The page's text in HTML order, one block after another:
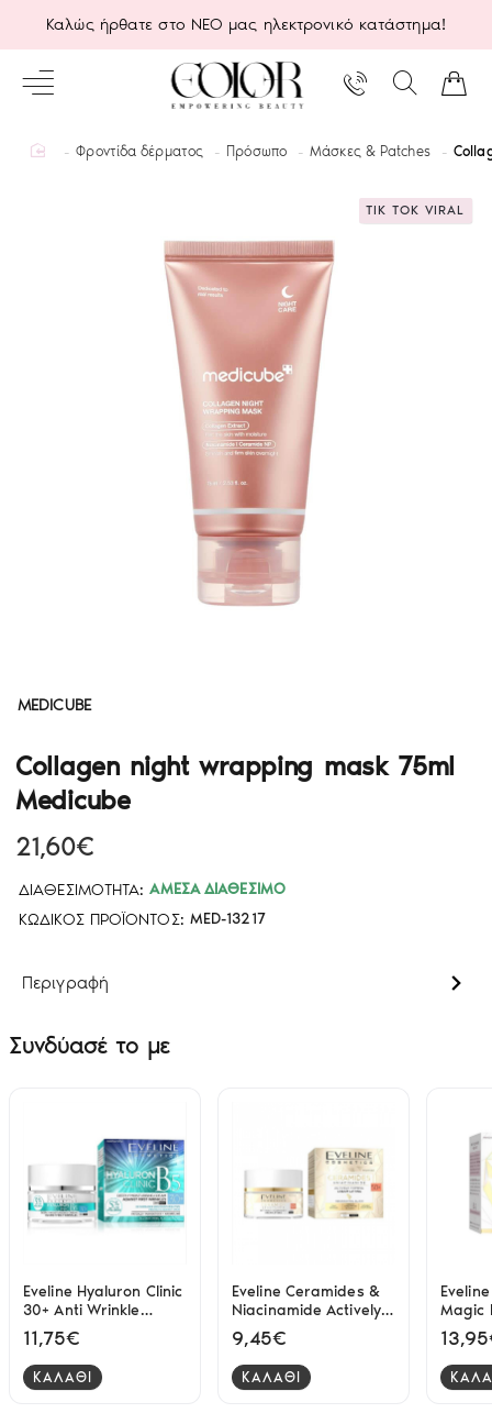
Καλώς ήρθατε στο ΝΕΟ μας ηλεκτρονικό κατάστημα!
homeΦροντίδα δέρματος Πρόσωπο Μάσκες & Patches
TIK TOK VIRAL
MEDICUBE
Collagen night wrapping mask 75ml
Medicube
ΔΙΑΘΕΣΙΜΌΤΗΤΑ: ΆΜΕΣΑ ΔΙΑΘΈΣΙΜΟ
ΚΩΔΙΚΌΣ ΠΡΟΪΌΝΤΟΣ: MED-13217
21,60€
Περιγραφή
Συνδύασέ το με
Eveline Hyaluron Clinic
30+ Anti Wrinkle
Cream 50ml
11,75€
ΚΑΛΑΘΙ
Eveline Ceramides &
Niacinamide Actively
Firming Lifting Cream
50+ 50ml
9,45€
ΚΑΛΑΘΙ
Magic
Ultra
50ml